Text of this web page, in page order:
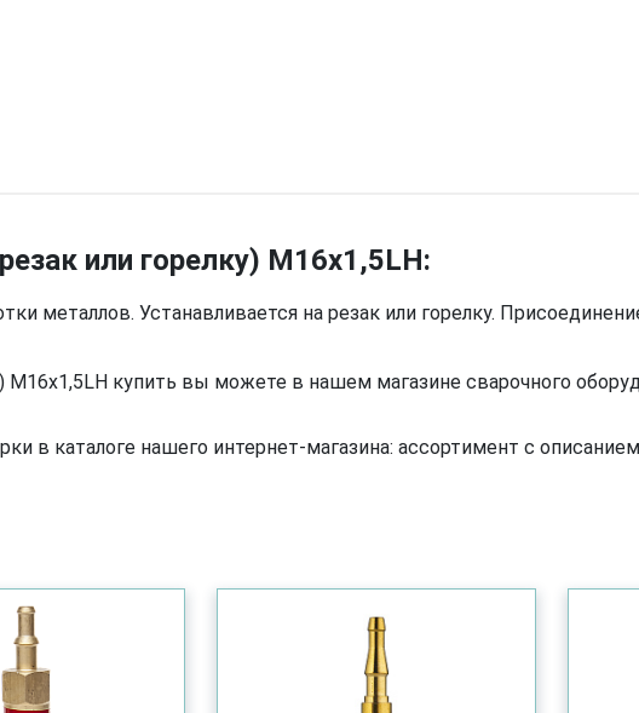
или горелку) М16х1,5LH:
металлов. Устанавливается на резак или горелку.
М16х1,5LH купить вы можете в нашем магазине сварочного
в каталоге нашего интернет-магазина: ассортимент с